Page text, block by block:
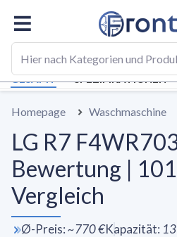
GESAMT SPEZIFIKATIONEN
Homepage Waschmaschine
LG R7
Bewertung |
Vergleich
Ø-Preis:~770 €Kapazität: 13